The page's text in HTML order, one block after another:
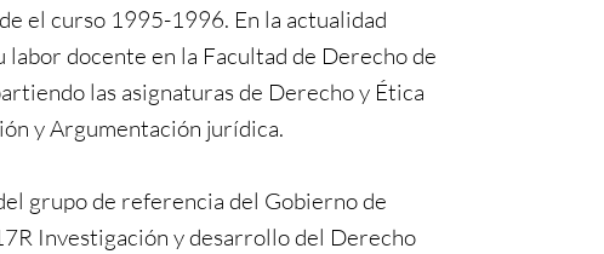
el curso 1995-1996. En la actualidad
labor docente en la Facultad de Derecho de
las asignaturas de Derecho y Ética
y Argumentación jurídica.
grupo de referencia del Gobierno de
Investigación y desarrollo del Derecho